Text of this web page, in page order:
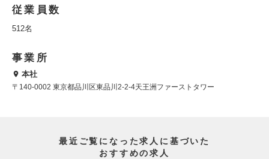
従業員数
512名
事業所
本社
〒140-0002 東京都品川区東品川2-2-4天王洲ファーストタワー
最近ご覧になった求人に基づいた
おすすめの求人